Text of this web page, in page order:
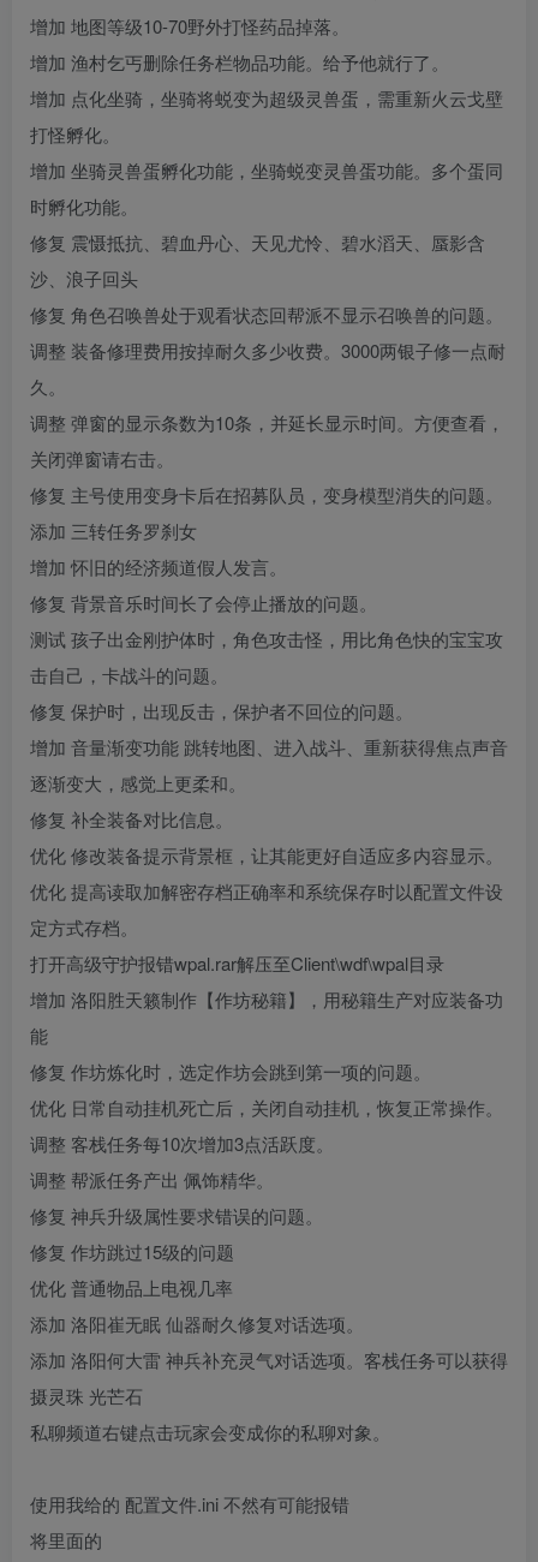
增加 地图等级10-70野外打怪药品掉落。
增加 渔村乞丐删除任务栏物品功能。给予他就行了。
增加 点化坐骑，坐骑将蜕变为超级灵兽蛋，需重新火云戈壁
打怪孵化。
增加 坐骑灵兽蛋孵化功能，坐骑蜕变灵兽蛋功能。多个蛋同
时孵化功能。
修复 震慑抵抗、碧血丹心、天见尤怜、碧水滔天、蜃影含
沙、浪子回头
修复 角色召唤兽处于观看状态回帮派不显示召唤兽的问题。
调整 装备修理费用按掉耐久多少收费。3000两银子修一点耐
久。
调整 弹窗的显示条数为10条，并延长显示时间。方便查看，
关闭弹窗请右击。
修复 主号使用变身卡后在招募队员，变身模型消失的问题。
添加 三转任务罗刹女
增加 怀旧的经济频道假人发言。
修复 背景音乐时间长了会停止播放的问题。
测试 孩子出金刚护体时，角色攻击怪，用比角色快的宝宝攻
击自己，卡战斗的问题。
修复 保护时，出现反击，保护者不回位的问题。
增加 音量渐变功能 跳转地图、进入战斗、重新获得焦点声音
逐渐变大，感觉上更柔和。
修复 补全装备对比信息。
优化 修改装备提示背景框，让其能更好自适应多内容显示。
优化 提高读取加解密存档正确率和系统保存时以配置文件设
定方式存档。
打开高级守护报错wpal.rar解压至Client\wdf\wpal目录
增加 洛阳胜天籁制作【作坊秘籍】，用秘籍生产对应装备功
能
修复 作坊炼化时，选定作坊会跳到第一项的问题。
优化 日常自动挂机死亡后，关闭自动挂机，恢复正常操作。
调整 客栈任务每10次增加3点活跃度。
调整 帮派任务产出 佩饰精华。
修复 神兵升级属性要求错误的问题。
修复 作坊跳过15级的问题
优化 普通物品上电视几率
添加 洛阳崔无眠 仙器耐久修复对话选项。
添加 洛阳何大雷 神兵补充灵气对话选项。客栈任务可以获得
摄灵珠 光芒石
私聊频道右键点击玩家会变成你的私聊对象。
使用我给的 配置文件.ini 不然有可能报错
将里面的